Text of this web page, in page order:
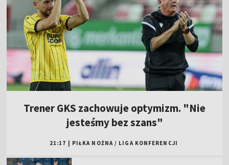
Trener GKS zachowuje optymizm. "Nie
jesteśmy bez szans"
21:17 PIŁKA NOŻNA / LIGA KONFERENCJI